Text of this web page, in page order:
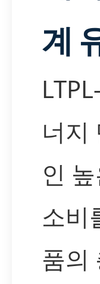
계
너지
인
소비
품의